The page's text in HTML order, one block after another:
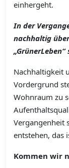
einhergeht.
In der
nachhaltig
„GrünerLeben“
Nachhaltigkeit
Vordergrund
Wohnraum zu
Vergangenheit
entstehen, das
Kommen wir